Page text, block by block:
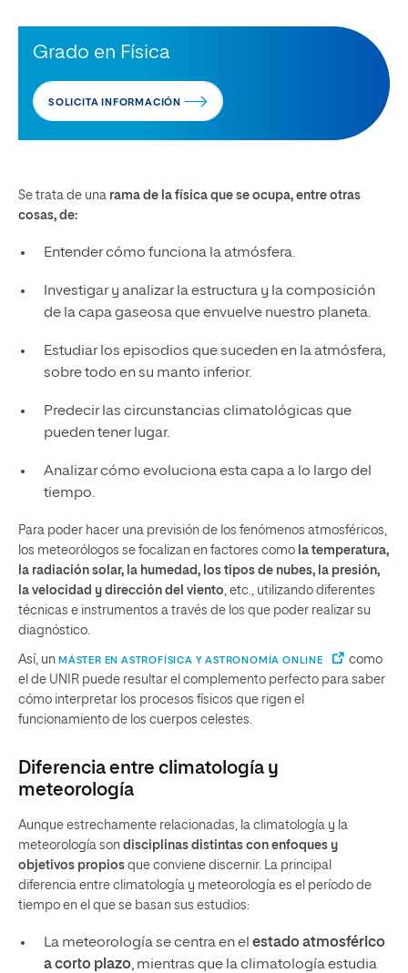
Grado en Física
SOLICITA INFORMACIÓN
Se trata de una rama de la física que se ocupa, entre otras
cosas, de:
Entender cómo funciona la atmósfera.
Investigar y analizar la estructura y la composición
de la capa gaseosa que envuelve nuestro planeta.
Estudiar los episodios que suceden en la atmósfera,
sobre todo en su manto inferior.
Predecir las circunstancias climatológicas que
pueden tener lugar.
Analizar cómo evoluciona esta capa a lo largo del
tiempo.
Para poder hacer una previsión de los fenómenos atmosféricos,
los meteorólogos se focalizan en factores como la temperatura,
la radiación solar, la humedad, los tipos de nubes, la presión,
la velocidad y dirección del viento , etc., utilizando diferentes
técnicas e instrumentos a través de los que poder realizar su
diagnóstico.
Así, un MÁSTER EN ASTROFÍSICA Y ASTRONOMÍA ONLINE
como
el de UNIR puede resultar el complemento perfecto para saber
cómo interpretar los procesos físicos que rigen el
funcionamiento de los cuerpos celestes.
Diferencia entre climatología y
meteorología
Aunque estrechamente relacionadas, la climatología y la
meteorología son disciplinas distintas con enfoques y
objetivos propios que conviene discernir. La principal
diferencia entre climatología y meteorología es el período de
tiempo en el que se basan sus estudios:
La meteorología se centra en el estado atmosférico
a corto plazo, mientras que la climatología estudia